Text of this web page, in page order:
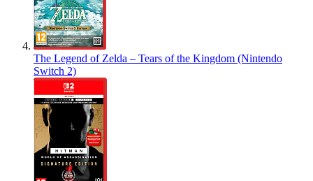
The Legend of Zelda – Tears of the Kingdom (Nintendo
Switch 2)